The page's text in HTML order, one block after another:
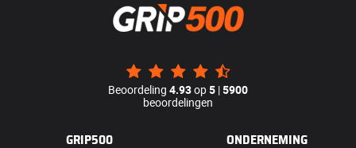
Beoordeling 4.93op5 |5900
beoordelingen
GRIP500 ONDERNEMING